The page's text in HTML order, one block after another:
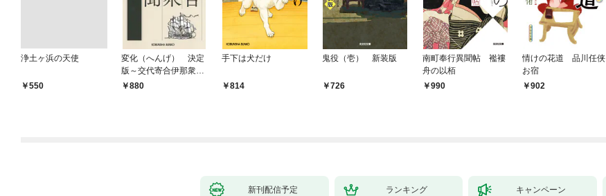
浄土ヶ浜の天使
￥550
変化（へんげ） 決定
版～交代寄合伊那衆異
聞（1）～
880
手下は犬だけ
814
鬼役（壱） 新装版
726
南町奉行異聞帖 襤褸
舟の以栢
990
情けの花道 品川任侠
お宿
902
新刊配信予定 ランキング キャンペーン